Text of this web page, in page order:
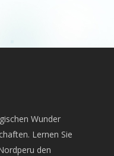
Wunder
Lernen Sie
den